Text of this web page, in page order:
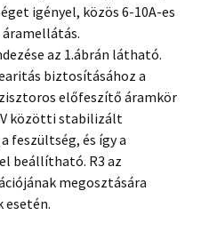
igényel, közös 6-10A-es
az 1.ábrán látható.
biztosításához a
előfeszítő áramkör
közötti stabilizált
feszültség, és így a
beállítható. R3 az
megosztására
esetén.